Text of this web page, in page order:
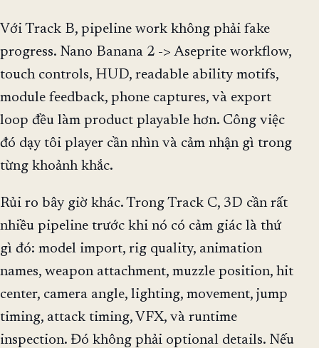
Với Track B, pipeline work không phải fake
progress. Nano Banana 2 -> Aseprite workflow,
touch controls, HUD, readable ability motifs,
module feedback, phone captures, và export
loop đều làm product playable hơn. Công việc
đó dạy tôi player cần nhìn và cảm nhận gì trong
từng khoảnh khắc.
Rủi ro bây giờ khác. Trong Track C, 3D cần rất
nhiều pipeline trước khi nó có cảm giác là thứ
gì đó: model import, rig quality, animation
names, weapon attachment, muzzle position, hit
center, camera angle, lighting, movement, jump
timing, attack timing, VFX, và runtime
inspection. Đó không phải optional details. Nếu